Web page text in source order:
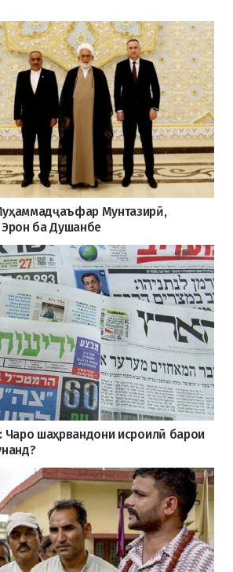
Мунтазирӣ,
ба Душанбе
Чаро шаҳрвандони исроилӣ барои